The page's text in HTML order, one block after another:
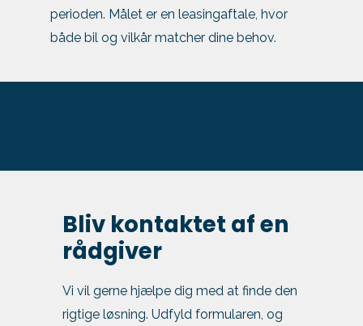
perioden. Målet er en leasingaftale, hvor
både bil og vilkår matcher dine behov.
Bliv kontaktet af en
rådgiver
Vi vil gerne hjælpe dig med at finde den
rigtige løsning. Udfyld formularen, og